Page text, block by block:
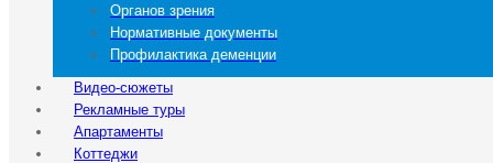
Органов зрения
Нормативные документы
Профилактика деменции
Видео-сюжеты
Рекламные туры
Апартаменты
Коттеджи